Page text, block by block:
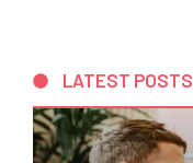
LATEST POSTS